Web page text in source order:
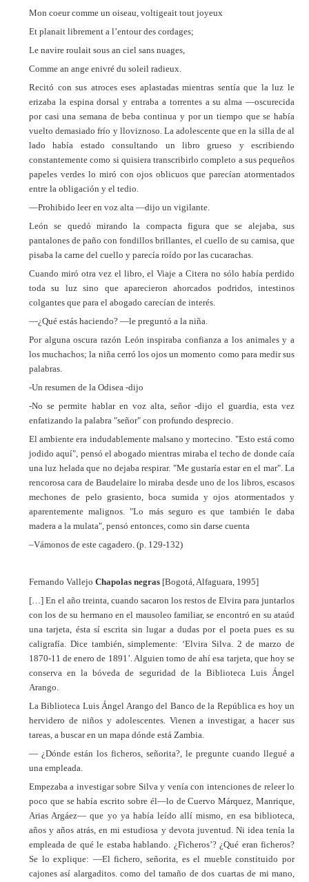
Mon coeur comme un oiseau, voltigeait tout joyeux
Et planait librement a l’entour des cordages;
Le navire roulait sous an ciel sans nuages,
Comme an ange enivré du soleil radieux.
Recitó con sus atroces eses aplastadas mientras sentía que la luz le
erizaba la espina dorsal y entraba a torrentes a su alma —oscurecida
por casi una semana de beba continua y por un tiempo que se había
vuelto demasiado frío y lloviznoso. La adolescente que en la silla de al
lado había estado consultando un libro grueso y escribiendo
constantemente como si quisiera transcribirlo completo a sus pequeños
papeles verdes lo miró con ojos oblicuos que parecían atormentados
entre la obligación y el tedio.
—Prohibido leer en voz alta —dijo un vigilante.
León se quedó mirando la compacta figura que se alejaba, sus
pantalones de paño con fondillos brillantes, el cuello de su camisa, que
pisaba la carne del cuello y parecía roído por las cucarachas.
Cuando miró otra vez el libro, el Viaje a Citera no sólo había perdido
toda su luz sino que aparecieron ahorcados podridos, intestinos
colgantes que para el abogado carecían de interés.
—¿Qué estás haciendo? —le preguntó a la niña.
Por alguna oscura razón León inspiraba confianza a los animales y a
los muchachos; la niña cerró los ojos un momento como para medir sus
palabras.
-Un resumen de la Odisea -dijo
-No se permite hablar en voz alta, señor -dijo el guardia, esta vez
enfatizando la palabra "señor" con profundo desprecio.
El ambiente era indudablemente malsano y mortecino. "Esto está como
jodido aquí", pensó el abogado mientras miraba el techo de donde caía
una luz helada que no dejaba respirar. "Me gustaría estar en el mar". La
rencorosa cara de Baudelaire lo miraba desde uno de los libros, escasos
mechones de pelo grasiento, boca sumida y ojos atormentados y
aparentemente malignos. "Lo más seguro es que también le daba
madera a la mulata", pensó entonces, como sin darse cuenta
–Vámonos de este cagadero. (p. 129-132)
Fernando Vallejo Chapolas negras [Bogotá, Alfaguara, 1995]
[…] En el año treinta, cuando sacaron los restos de Elvira para juntarlos
con los de su hermano en el mausoleo familiar, se encontró en su ataúd
una tarjeta, ésta sí escrita sin lugar a dudas por el poeta pues es su
caligrafía. Dice también, simplemente: ‘Elvira Silva. 2 de marzo de
1870-11 de enero de 1891’. Alguien tomo de ahí esa tarjeta, que hoy se
conserva en la bóveda de seguridad de la Biblioteca Luis Ángel
Arango.
La Biblioteca Luis Ángel Arango del Banco de la República es hoy un
hervidero de niños y adolescentes. Vienen a investigar, a hacer sus
tareas, a buscar en un mapa dónde está Zambia.
— ¿Dónde están los ficheros, señorita?, le pregunte cuando llegué a
una empleada.
Empezaba a investigar sobre Silva y venía con intenciones de releer lo
poco que se había escrito sobre él—lo de Cuervo Márquez, Manrique,
Arias Argáez— que yo ya había leído allí mismo, en esa biblioteca,
años y años atrás, en mi estudiosa y devota juventud. Ni idea tenía la
empleada de qué le estaba hablando. ¿Ficheros’? ¿Qué eran ficheros?
Se lo explique: —El fichero, señorita, es el mueble constituido por
cajones así alargaditos. como del tamaño de dos cuartas de mi mano,